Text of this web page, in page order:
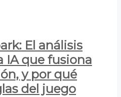
El análisis
IA que fusiona
y por qué
del juego